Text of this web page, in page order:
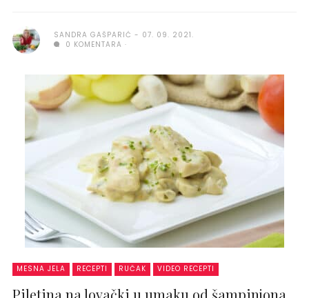
SANDRA GAŠPARIĆ
07. 09. 2021.
0 KOMENTARA
MESNA JELA RECEPTI RUČAK VIDEO RECEPTI
Piletina na lovački u umaku od šampinjona